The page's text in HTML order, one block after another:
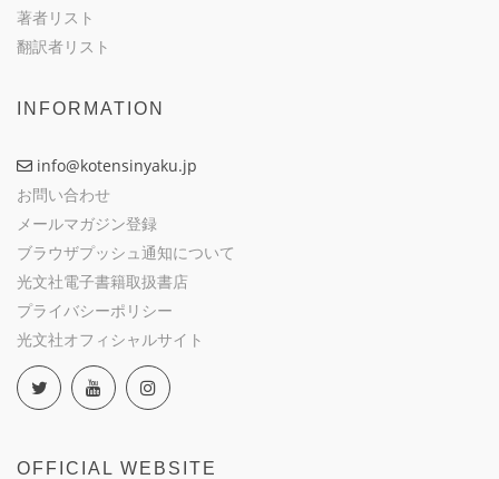
著者リスト
翻訳者リスト
INFORMATION
info@kotensinyaku.jp
お問い合わせ
メールマガジン登録
ブラウザプッシュ通知について
光文社電子書籍取扱書店
プライバシーポリシー
光文社オフィシャルサイト
OFFICIAL WEBSITE